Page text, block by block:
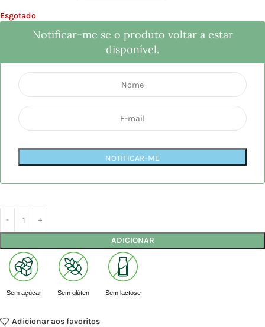
Esgotado
Notificar-me se o produto voltar a estar
disponível.
NOTIFICAR-ME
ADICIONAR
Sem açúcar Sem glúten Sem lactose
Adicionar aos favoritos